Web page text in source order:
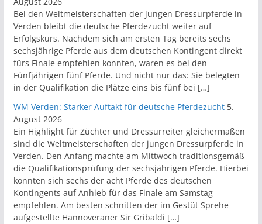
Bei den Weltmeisterschaften der jungen Dressurpferde in
Verden bleibt die deutsche Pferdezucht weiter auf
Erfolgskurs. Nachdem sich am ersten Tag bereits sechs
sechsjährige Pferde aus dem deutschen Kontingent direkt
fürs Finale empfehlen konnten, waren es bei den
Fünfjährigen fünf Pferde. Und nicht nur das: Sie belegten
in der Qualifikation die Plätze eins bis fünf bei […]
WM Verden: Starker Auftakt für deutsche Pferdezucht 5.
August 2026
Ein Highlight für Züchter und Dressurreiter gleichermaßen
sind die Weltmeisterschaften der jungen Dressurpferde in
Verden. Den Anfang machte am Mittwoch traditionsgemäß
die Qualifikationsprüfung der sechsjährigen Pferde. Hierbei
konnten sich sechs der acht Pferde des deutschen
Kontingents auf Anhieb für das Finale am Samstag
empfehlen. Am besten schnitten der im Gestüt Sprehe
aufgestellte Hannoveraner Sir Gribaldi […]